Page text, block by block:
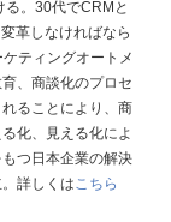
る。30代でCRMと
革しなければなら
ティングオートメ
、商談化のプロセ
ることにより、商
化、見える化によ
つ日本企業の解決
詳しくはこちら